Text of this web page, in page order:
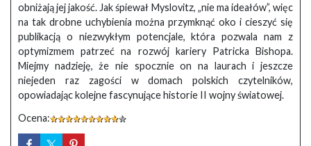
obniżają jej jakość. Jak śpiewał Myslovitz, „nie ma ideałów”, więc
na tak drobne uchybienia można przymknąć oko i cieszyć się
publikacją o niezwykłym potencjale, która pozwala nam z
optymizmem patrzeć na rozwój kariery Patricka Bishopa.
Miejmy nadzieję, że nie spocznie on na laurach i jeszcze
niejeden raz zagości w domach polskich czytelników,
opowiadając kolejne fascynujące historie II wojny światowej.
Ocena: